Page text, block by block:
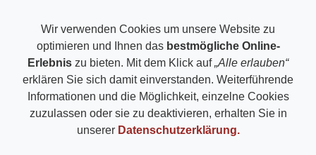
Navigation einblenden
TAG24
Aktuelles auf einen Blick - Dank an TAG24.de
Wir verwenden Cookies um unsere Website zu
optimieren und Ihnen das bestmögliche Online-
Erlebnis zu bieten. Mit dem Klick auf„Alle erlauben“
erklären Sie sich damit einverstanden. Weiterführende
Informationen und die Möglichkeit, einzelne Cookies
zuzulassen oder sie zu deaktivieren, erhalten Sie in
unserer Datenschutzerklärung.